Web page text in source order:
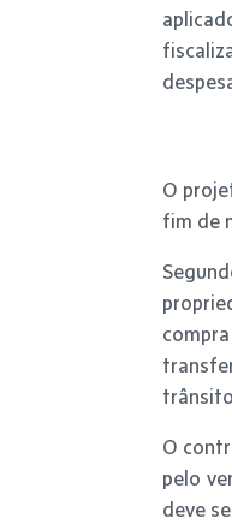
O
fim de
O
pelo
deve